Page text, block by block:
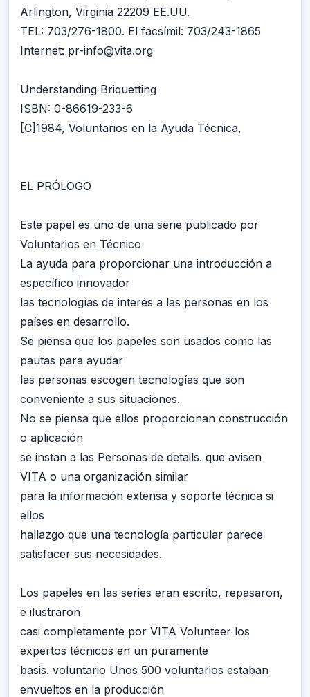
Arlington, Virginia 22209 EE.UU.
TEL: 703/276-1800. El facsímil: 703/243-1865
Internet: pr-info@vita.org
Understanding Briquetting
ISBN: 0-86619-233-6
[C]1984, Voluntarios en la Ayuda Técnica,
EL PRÓLOGO
Este papel es uno de una serie publicado por
Voluntarios en Técnico
La ayuda para proporcionar una introducción a
específico innovador
las tecnologías de interés a las personas en los
países en desarrollo.
Se piensa que los papeles son usados como las
pautas para ayudar
las personas escogen tecnologías que son
conveniente a sus situaciones.
No se piensa que ellos proporcionan construcción
o aplicación
se instan a las Personas de details. que avisen
VITA o una organización similar
para la información extensa y soporte técnica si
ellos
hallazgo que una tecnología particular parece
satisfacer sus necesidades.
Los papeles en las series eran escrito, repasaron,
e ilustraron
casi completamente por VITA Volunteer los
expertos técnicos en un puramente
basis. voluntario Unos 500 voluntarios estaban
envueltos en la producción